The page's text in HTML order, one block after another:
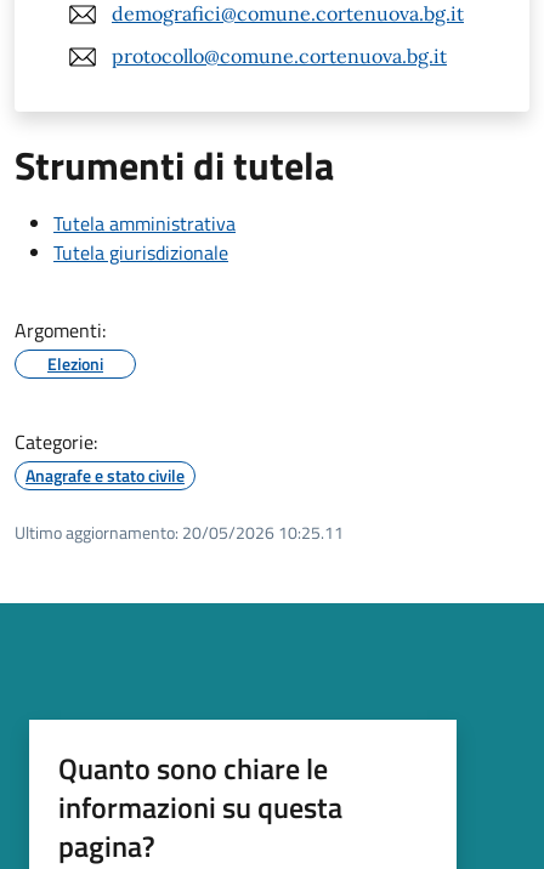
demografici@comune.cortenuova.bg.it
protocollo@comune.cortenuova.bg.it
Strumenti di tutela
Tutela amministrativa
Tutela giurisdizionale
Argomenti:
Elezioni
Categorie:
Anagrafe e stato civile
Ultimo aggiornamento: 20/05/2026 10:25.11
Quanto sono chiare le
informazioni su questa
pagina?